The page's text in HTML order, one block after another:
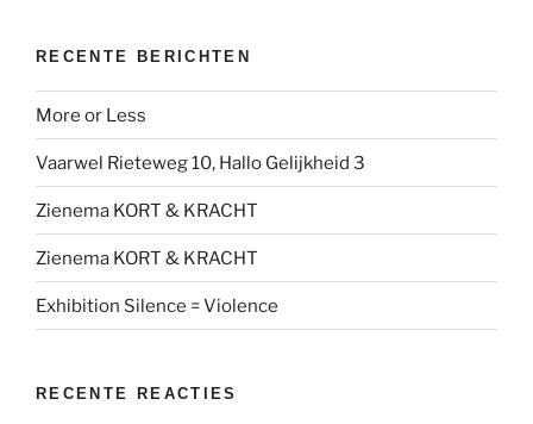
RECENTE BERICHTEN
More or Less
Vaarwel Rieteweg 10, Hallo Gelijkheid 3
Zienema KORT & KRACHT
Zienema KORT & KRACHT
Exhibition Silence = Violence
RECENTE REACTIES